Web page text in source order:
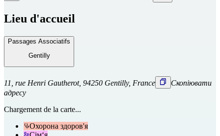
Lieu d'accueil
Passages Associatifs
Gentilly
11, rue Henri Gautherot, 94250 Gentilly, France
Скопіювати
адресу
Chargement de la carte...
Охорона здоров'я